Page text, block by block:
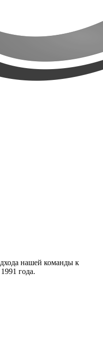
нашей команды к
года.